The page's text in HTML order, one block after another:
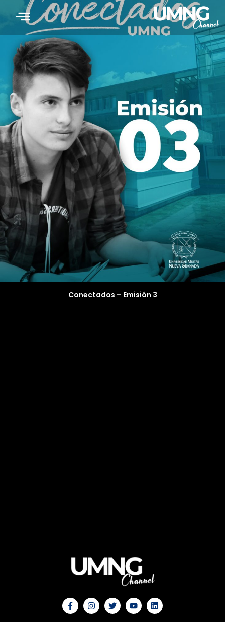
Conectados – Emisión 3